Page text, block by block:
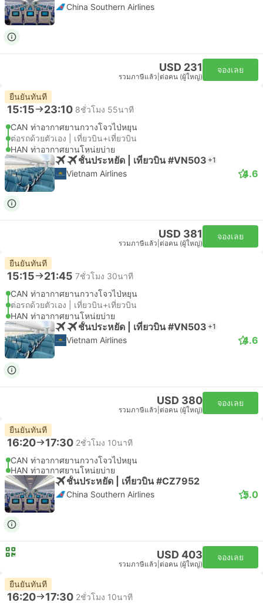
China Southern Airlines
USD 231
รวมภาษีแล้ว ต่อคน (ผู้ใหญ่)
จองเลย
ยืนยันทันที
15:15 23:10 8ชั่วโมง 55นาที
CAN ท่าอากาศยานกวางโจวไป่หยุน
ต่อรถด้วยตัวเอง | เที่ยวบิน+เที่ยวบิน
HAN ท่าอากาศยานโหน่ยบ่าย
ชั้นประหยัด | เที่ยวบิน #VN503 +1
Vietnam Airlines 4.6
USD 381
รวมภาษีแล้ว ต่อคน (ผู้ใหญ่)
จองเลย
ยืนยันทันที
15:15 21:45 7ชั่วโมง 30นาที
CAN ท่าอากาศยานกวางโจวไป่หยุน
ต่อรถด้วยตัวเอง | เที่ยวบิน+เที่ยวบิน
HAN ท่าอากาศยานโหน่ยบ่าย
ชั้นประหยัด | เที่ยวบิน #VN503 +1
Vietnam Airlines 4.6
USD 380
รวมภาษีแล้ว ต่อคน (ผู้ใหญ่)
จองเลย
ยืนยันทันที
16:20 17:30 2ชั่วโมง 10นาที
CAN ท่าอากาศยานกวางโจวไป่หยุน
HAN ท่าอากาศยานโหน่ยบ่าย
ชั้นประหยัด | เที่ยวบิน #CZ7952
China Southern Airlines 5.0
USD 403
รวมภาษีแล้ว ต่อคน (ผู้ใหญ่)
จองเลย
ยืนยันทันที
16:20 17:30 2ชั่วโมง 10นาที